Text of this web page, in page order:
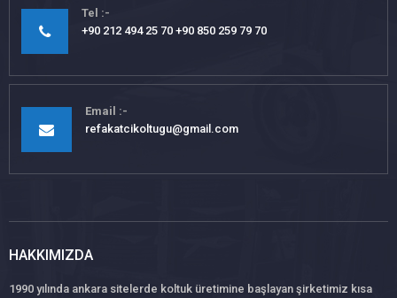
Tel
+90 212 494 25 70 +90 850 259 79 70
Email
refakatcikoltugu@gmail.com
HAKKIMIZDA
1990 yılında ankara sitelerde koltuk üretimine başlayan şirketimiz kısa